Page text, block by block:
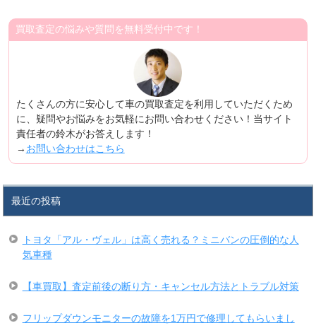
買取査定の悩みや質問を無料受付中です！
たくさんの方に安心して車の買取査定を利用していただくため
に、疑問やお悩みをお気軽にお問い合わせください！当サイト
責任者の鈴木がお答えします！
→ お問い合わせはこちら
最近の投稿
トヨタ「アル・ヴェル」は高く売れる？ミニバンの圧倒的な人
気車種
【車買取】査定前後の断り方・キャンセル方法とトラブル対策
フリップダウンモニターの故障を1万円で修理してもらいまし